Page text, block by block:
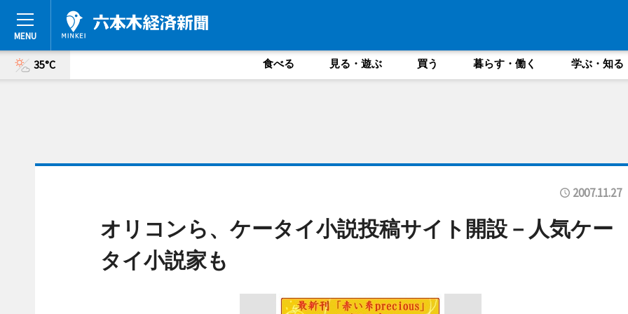
35°C 食べる 見る・遊ぶ 買う 暮らす・働く 学ぶ・知る
2007.11.27
オリコンら、ケータイ小説投稿サイト開設－人気ケー
タイ小説家も